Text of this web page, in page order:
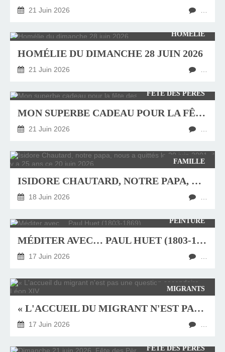
21 Juin 2026
HOMÉLIE
HOMÉLIE DU DIMANCHE 28 JUIN 2026
21 Juin 2026
FÊTE DES PÈRES
MON SUPERBE CADEAU POUR LA FÊTE DES PÈRES
21 Juin 2026
FAMILLE
ISIDORE CHAUTARD, NOTRE PAPA, NOUS A QUITTÉS LE 20 JUIN 2001, IL Y A 25 ANS CE 20 JUIN 2026
18 Juin 2026
PEINTURE
MÉDITER AVEC… PAUL HUET (1803-1869)
17 Juin 2026
MIGRANTS
« L'ACCUEIL DU MIGRANT N'EST PAS UNE QUESTION SECONDAIRE » LÉON XIV
17 Juin 2026
FÊTE DES PÈRES